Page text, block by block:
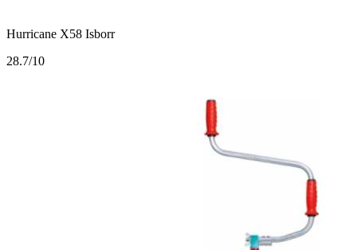
Hurricane X58 Isborr
28.7/10